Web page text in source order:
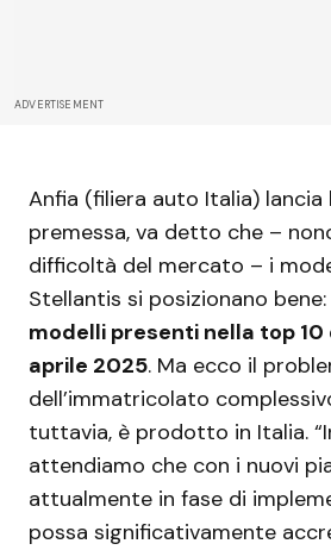
ADVERTISEMENT
Anfia (filiera auto Italia) lancia
premessa, va detto che –
difficoltà del mercato – i
Stellantis si posizionano
modelli presenti nella top 10
aprile 2025. Ma ecco il
dell’immatricolato
tuttavia, è prodotto in Italia.
attendiamo che con i nuovi
attualmente in fase di
possa significativamente